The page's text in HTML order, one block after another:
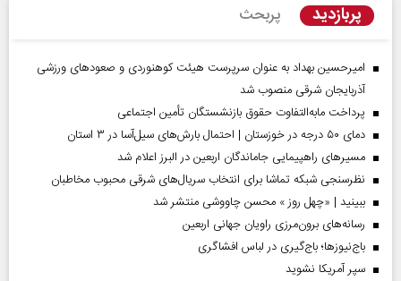
پربازدید پربحث
امیرحسین بهداد به عنوان سرپرست هیئت کوهنوردی و صعودهای ورزشی
آذربایجان شرقی منصوب شد
پرداخت مابه‌التفاوت حقوق بازنشستگان تأمین اجتماعی
دمای ۵۰ درجه در خوزستان | احتمال بارش‌های سیل‌آسا در ۳ استان
مسیر‌های راهپیمایی جاماندگان اربعین در البرز اعلام شد
نظرسنجی شبکه تماشا برای انتخاب سریال‌های شرقی محبوب مخاطبان
ببینید | «چهل روز » محسن چاووشی منتشر شد
رسانه‌های برون‌مرزی راویان جهانی اربعین
باج‌نیوزها؛ باج‌گیری در لباس افشاگری
سپر آمریکا نشوید